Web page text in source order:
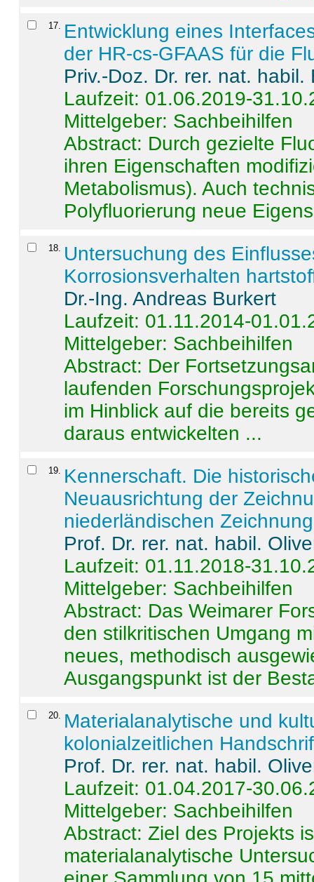
17
Entwicklung eines
der HR-cs-GFAAS für die
Priv.-Doz. Dr. rer. nat.
Laufzeit: 01.06.2019-
Mittelgeber: Sachbeihilfen
Abstract: Durch gezielte
ihren Eigenschaften
Metabolismus). Auch
Polyfluorierung neue
18
Untersuchung des
Korrosionsverhalten
Dr.-Ing. Andreas Burkert
Laufzeit: 01.11.2014-
Mittelgeber: Sachbeihilfen
Abstract: Der
laufenden
im Hinblick auf die bereits
daraus entwickelten ...
19
Kennerschaft. Die
Neuausrichtung der
niederländischen
Prof. Dr. rer. nat. habil.
Laufzeit: 01.11.2018-
Mittelgeber: Sachbeihilfen
Abstract: Das Weimarer
den stilkritischen Umgang
neues, methodisch
Ausgangspunkt ist der
20
Materialanalytische und
kolonialzeitlichen
Prof. Dr. rer. nat. habil.
Laufzeit: 01.04.2017-
Mittelgeber: Sachbeihilfen
Abstract:Ziel des Projekts
materialanalytische